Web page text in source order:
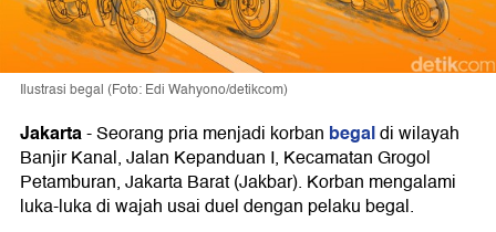
Ilustrasi begal (Foto: Edi Wahyono/detikcom)
Jakarta-Seorang pria menjadi korban begaldi wilayah
Banjir Kanal, Jalan Kepanduan I, Kecamatan Grogol
Petamburan, Jakarta Barat (Jakbar). Korban mengalami
luka-luka di wajah usai duel dengan pelaku begal.